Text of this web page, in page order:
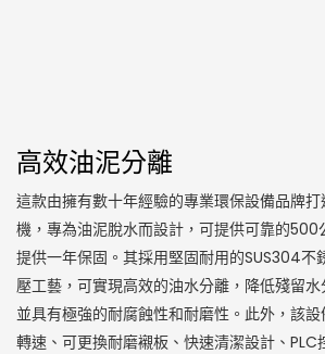
高效油泥分離
這款由擁有數十年經驗的專業環保設備品牌
機，專為油泥脫水而設計，可提供可靠的
提供一年保固。其採用堅固耐用的SUS304不
壓工藝，可實現高效的油水分離，降低殘留水
並具有極強的耐腐蝕性和耐磨性。此外，該
轉速、可更換耐磨襯板、快速清潔設計、PLC